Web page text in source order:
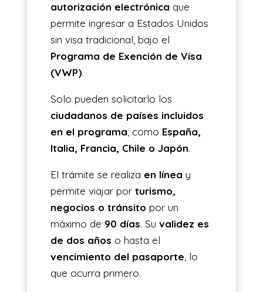
autorización electrónica que
permite ingresar a Estados Unidos
sin visa tradicional, bajo el
Programa de Exención de Visa
(VWP).
Solo pueden solicitarlo los
ciudadanos de países incluidos
en el programa , como España,
Italia, Francia, Chile o Japón.
El trámite se realiza en línea y
permite viajar por turismo,
negocios o tránsito por un
máximo de 90 días. Su validez es
de dos años o hasta el
vencimiento del pasaporte , lo
que ocurra primero.